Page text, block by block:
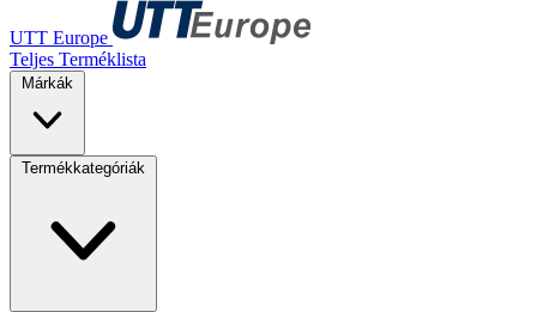
UTT Europe
Teljes Terméklista
Márkák
Termékkategóriák